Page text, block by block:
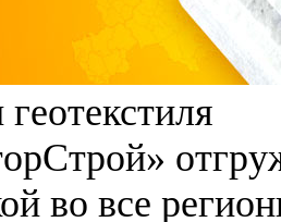
во все